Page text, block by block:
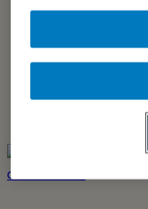
En 1992, Chupa
Zool. Depuis, les
de joueurs dans le